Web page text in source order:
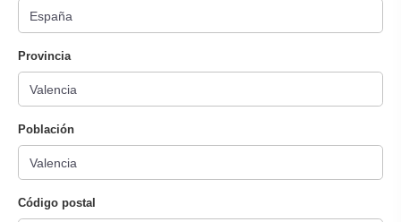
Provincia
Población
Código postal